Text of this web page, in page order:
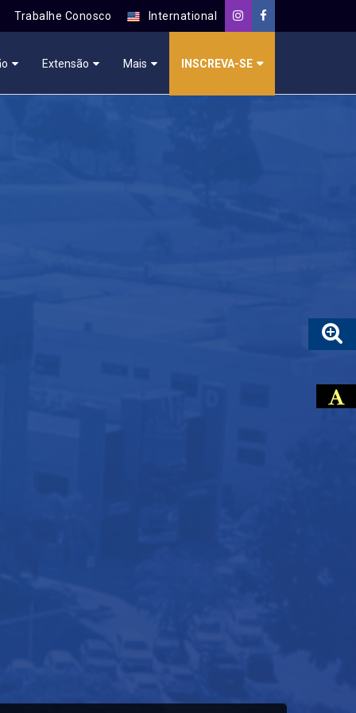
Trabalhe Conosco International
Extensão Mais INSCREVA-SE